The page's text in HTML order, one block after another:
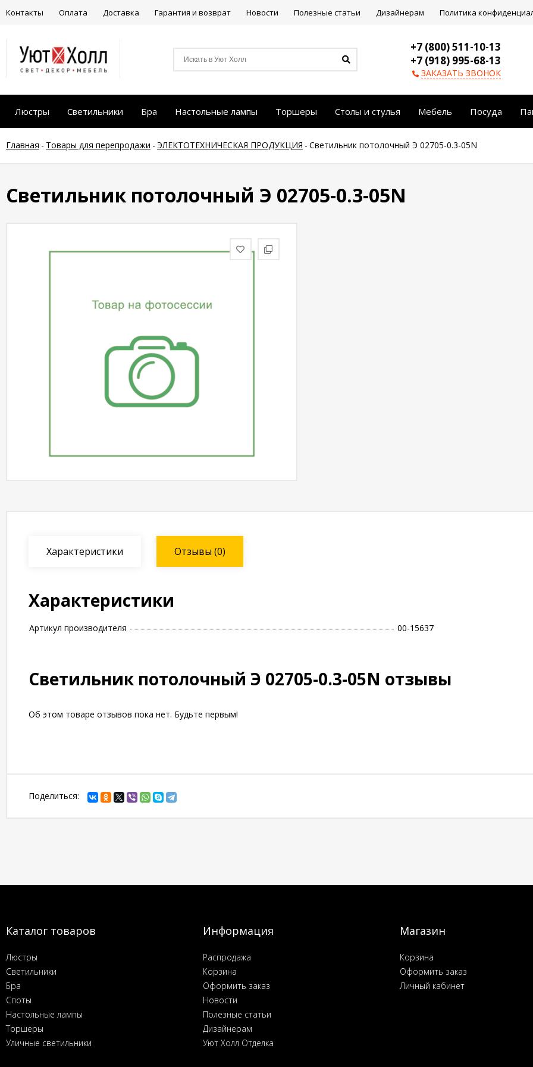
Контакты Оплата Доставка Гарантия и возврат Новости Полезные статьи Дизайнерам Политика
+7 (800) 511-10-13
+7 (918) 995-68-13
ЗАКАЗАТЬ ЗВОНОК
Люстры Светильники Бра Настольные лампы Торшеры Столы и стулья Мебель Посуда
Главная - Товары для перепродажи - ЭЛЕКТОТЕХНИЧЕСКАЯ ПРОДУКЦИЯ - Светильник потолочный Э 02705-0.3-05N
Светильник потолочный Э 02705-0.3-05N
Характеристики Отзывы (0)
Характеристики
Артикул производителя 00-15637
Светильник потолочный Э 02705-0.3-05N отзывы
Об этом товаре отзывов пока нет. Будьте первым!
Поделиться:
Каталог товаров
Люстры
Светильники
Бра
Споты
Настольные лампы
Торшеры
Уличные светильники
Информация
Распродажа
Корзина
Оформить заказ
Новости
Полезные статьи
Дизайнерам
Уют Холл Отделка
Магазин
Корзина
Оформить заказ
Личный кабинет